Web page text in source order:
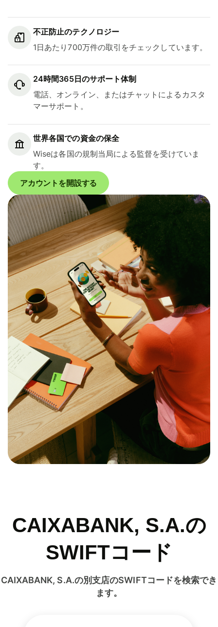
不正防止のテクノロジー
1日あたり700万件の取引をチェックしています。
24時間365日のサポート体制
電話、オンライン、またはチャットによるカスタ
マーサポート。
世界各国での資金の保全
Wiseは各国の規制当局による監督を受けていま
す。
アカウントを開設する
CAIXABANK, S.A.の
SWIFTコード
CAIXABANK, S.A.の別支店のSWIFTコードを検索でき
ます。